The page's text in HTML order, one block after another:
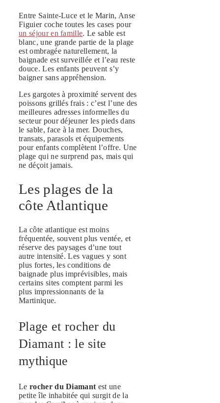
Entre Sainte-Luce et le Marin, Anse
Figuier coche toutes les cases pour
un séjour en famille. Le sable est
blanc, une grande partie de la plage
est ombragée naturellement, la
baignade est surveillée et l’eau reste
douce. Les enfants peuvent s’y
baigner sans appréhension.
Les gargotes à proximité servent des
poissons grillés frais : c’est l’une des
meilleures adresses informelles du
secteur pour déjeuner les pieds dans
le sable, face à la mer. Douches,
transats, parasols et équipements
pour enfants complètent l’offre. Une
plage qui ne surprend pas, mais qui
ne déçoit jamais.
Les plages de la
côte Atlantique
La côte atlantique est moins
fréquentée, souvent plus ventée, et
réserve des paysages d’une tout
autre intensité. Les vagues y sont
plus fortes, les conditions de
baignade plus imprévisibles, mais
certains sites comptent parmi les
plus impressionnants de la
Martinique.
Plage et rocher du
Diamant : le site
mythique
Le rocher du Diamant est une
petite île inhabitée qui surgit de la